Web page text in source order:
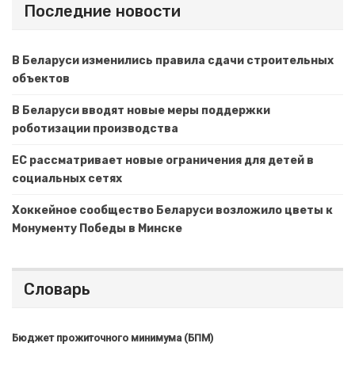
Последние новости
В Беларуси изменились правила сдачи строительных
объектов
В Беларуси вводят новые меры поддержки
роботизации производства
ЕС рассматривает новые ограничения для детей в
социальных сетях
Хоккейное сообщество Беларуси возложило цветы к
Монументу Победы в Минске
Словарь
Бюджет прожиточного минимума (БПМ)